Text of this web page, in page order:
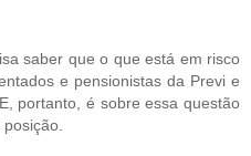
saber que o que está em risco
e pensionistas da Previ e
portanto, é sobre essa questão